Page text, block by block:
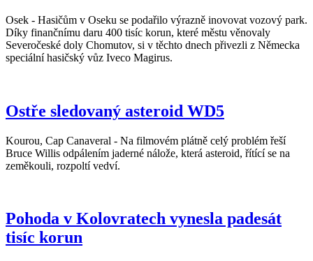
Osek - Hasičům v Oseku se podařilo výrazně inovovat vozový park.
Díky finančnímu daru 400 tisíc korun, které městu věnovaly
Severočeské doly Chomutov, si v těchto dnech přivezli z Německa
speciální hasičský vůz Iveco Magirus.
Ostře sledovaný asteroid WD5
Kourou, Cap Canaveral - Na filmovém plátně celý problém řeší
Bruce Willis odpálením jaderné nálože, která asteroid, řítící se na
zeměkouli, rozpoltí vedví.
Pohoda v Kolovratech vynesla padesát
tisíc korun